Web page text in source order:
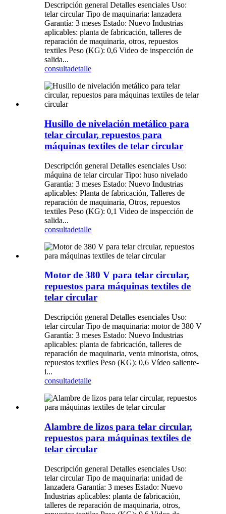
Descripción general Detalles esenciales Uso:
telar circular Tipo de maquinaria: lanzadera
Garantía: 3 meses Estado: Nuevo Industrias
aplicables: planta de fabricación, talleres de
reparación de maquinaria, otros, repuestos
textiles Peso (KG): 0,6 Video de inspección de
salida...
consultadetalle
Husillo de nivelación metálico para
telar circular, repuestos para
máquinas textiles de telar circular
Descripción general Detalles esenciales Uso:
máquina de telar circular Tipo: huso nivelado
Garantía: 3 meses Estado: Nuevo Industrias
aplicables: Planta de fabricación, Talleres de
reparación de maquinaria, Otros, repuestos
textiles Peso (KG): 0,1 Video de inspección de
salida...
consultadetalle
Motor de 380 V para telar circular,
repuestos para máquinas textiles de
telar circular
Descripción general Detalles esenciales Uso:
telar circular Tipo de maquinaria: motor de 380 V
Garantía: 3 meses Estado: Nuevo Industrias
aplicables: planta de fabricación, talleres de
reparación de maquinaria, venta minorista, otros,
repuestos textiles Peso (KG): 0,6 Vídeo saliente-
i...
consultadetalle
Alambre de lizos para telar circular,
repuestos para máquinas textiles de
telar circular
Descripción general Detalles esenciales Uso:
telar circular Tipo de maquinaria: unidad de
lanzadera Garantía: 3 meses Estado: Nuevo
Industrias aplicables: planta de fabricación,
talleres de reparación de maquinaria, otros,